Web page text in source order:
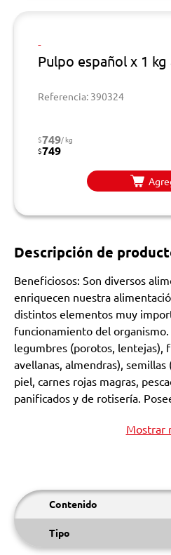
-
Pulpo español x 1
Referencia: 390324
$749/ kg
$749
Descripción de
Beneficiosos: Son diversos
enriquecen nuestra
distintos elementos muy
funcionamiento del
legumbres (porotos, lentejas),
avellanas, almendras),
piel, carnes rojas magras,
panificados y de rotisería.
Mostrar
Contenido
Tipo